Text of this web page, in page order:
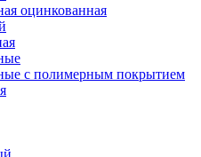
оцинкованная
с полимерным покрытием